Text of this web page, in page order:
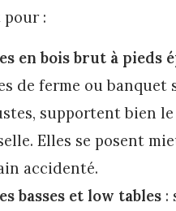
pour :
en bois brut à pieds
de ferme ou banquet
supportent bien
Elles se posent
accidenté.
basses et low tables :